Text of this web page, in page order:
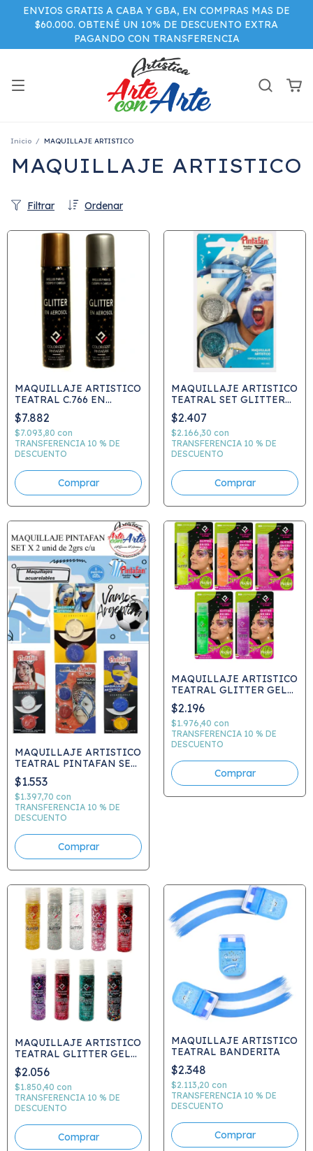
ENVIOS GRATIS A CABA Y GBA, EN COMPRAS MAS DE
$60.000. OBTENÉ UN 10% DE DESCUENTO EXTRA
PAGANDO CON TRANSFERENCIA
Inicio / MAQUILLAJE ARTISTICO
MAQUILLAJE ARTISTICO
Ordenar
Filtrar
MAQUILLAJE ARTISTICO
TEATRAL C.766 EN
AEROSOL
$7.882
$7.093,80 con
TRANSFERENCIA 10 % DE
DESCUENTO
Comprar
MAQUILLAJE ARTISTICO
TEATRAL SET GLITTER
EN PASTA + STRASS +
ACCESORIOS COD 645
$2.407
$2.166,30 con
TRANSFERENCIA 10 % DE
DESCUENTO
Comprar
MAQUILLAJE ARTISTICO
TEATRAL PINTAFAN SET
X 2 unid 2 GRS C/U C013
$1.553
$1.397,70 con
TRANSFERENCIA 10 % DE
DESCUENTO
Comprar
MAQUILLAJE ARTISTICO
TEATRAL GLITTER GEL
POCKET FLUO 20GRS C-
855 - ELEGIR
$2.196
$1.976,40 con
TRANSFERENCIA 10 % DE
DESCUENTO
Comprar
MAQUILLAJE ARTISTICO
TEATRAL GLITTER GEL
POCKET 20GRS C-854 -
ELEGIR
$2.056
$1.850,40 con
TRANSFERENCIA 10 % DE
DESCUENTO
Comprar
MAQUILLAJE ARTISTICO
TEATRAL BANDERITA
$2.348
$2.113,20 con
TRANSFERENCIA 10 % DE
DESCUENTO